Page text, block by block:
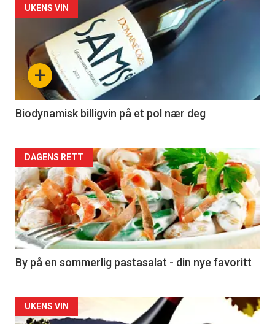
Forsiden
akkurat
nå
4
+
UKENS VIN
Biodynamisk billigvin på et pol nær deg
Forsiden
akkurat
nå
-
5
DAGENS RETT
By på en sommerlig pastasalat - din nye favoritt
Forsiden
UKENS VIN